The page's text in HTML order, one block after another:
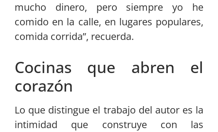
mucho dinero, pero siempre yo he
comido en la calle, en lugares populares,
comida corrida”, recuerda.
Cocinas que abren el
corazón
Lo que distingue el trabajo del autor es la
intimidad que construye con las